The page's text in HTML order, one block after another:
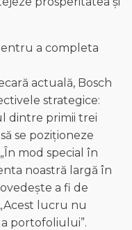
a completa
actuală, Bosch
strategice:
dintre primii trei
se poziționeze
mod special în
noastră largă în
a fi de
lucru nu
portofoliului”.